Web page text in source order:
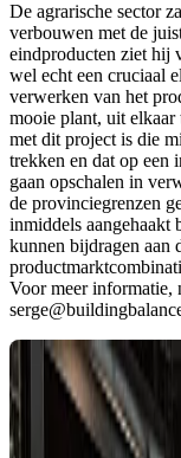
De agrarische sector
verbouwen met de
eindproducten ziet hij
wel echt een cruciaal
verwerken van het
mooie plant, uit elkaar
met dit project is die
trekken en dat op een
gaan opschalen in
de provinciegrenzen
inmiddels
kunnen bijdragen aan
Voor meer informatie,